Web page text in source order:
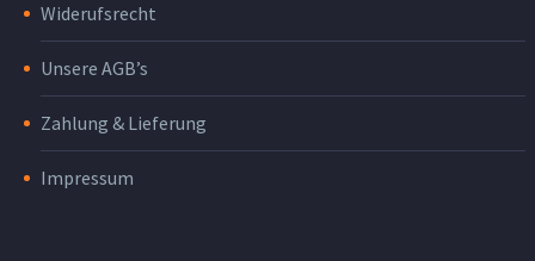
Widerufsrecht
Unsere AGB’s
Zahlung & Lieferung
Impressum